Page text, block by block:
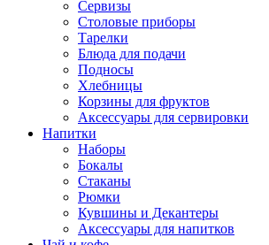
Сервизы
Столовые приборы
Тарелки
Блюда для подачи
Подносы
Хлебницы
Корзины для фруктов
Аксессуары для сервировки
Напитки
Наборы
Бокалы
Стаканы
Рюмки
Кувшины и Декантеры
Аксессуары для напитков